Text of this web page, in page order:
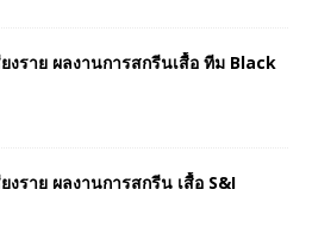
งราย ผลงานการสกรีนเสื้อ ทีม Black
งราย ผลงานการสกรีน เสื้อ S&I